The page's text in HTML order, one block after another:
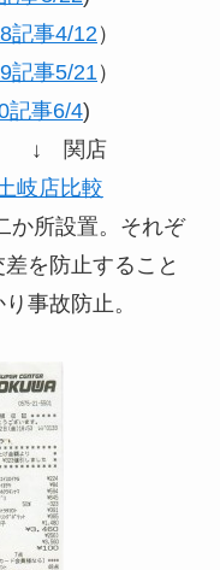
記事4/12 ）
記事5/21 ）
記事6/4)
) ↓ 関店
か所設置。それぞ
を防止すること
事故防止。